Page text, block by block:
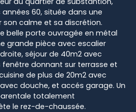
60, située dans une
calme et sa discrétion.
belle porte ouvragée en métal
grande pièce avec escalier
séjour de 40m2 avec
donnant sur terrasse et
de plus de 20m2 avec
douche, et accés garage. Un
totalement
le rez-de-chaussée.